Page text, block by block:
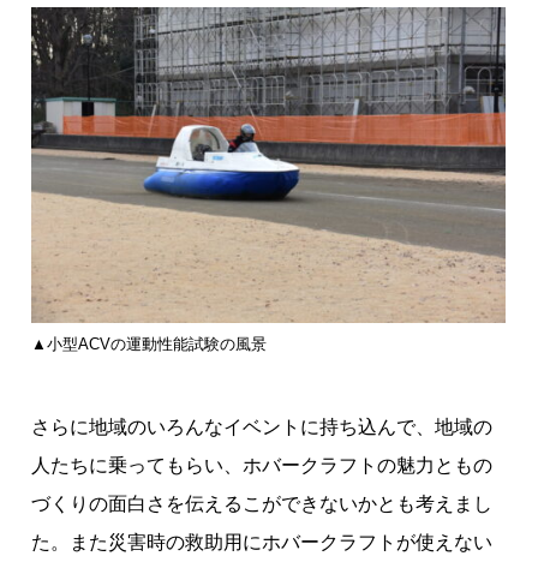
▲小型ACVの運動性能試験の風景
さらに地域のいろんなイベントに持ち込んで、地域の
人たちに乗ってもらい、ホバークラフトの魅力ともの
づくりの面白さを伝えるこができないかとも考えまし
た。また災害時の救助用にホバークラフトが使えない